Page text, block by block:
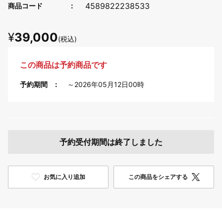
商品コード 4589822238533
¥39,000(税込)
この商品は予約商品です
予約期間 ～2026年05月12日00時
予約受付期間は終了しました
お気に入り追加 この商品をシェアする